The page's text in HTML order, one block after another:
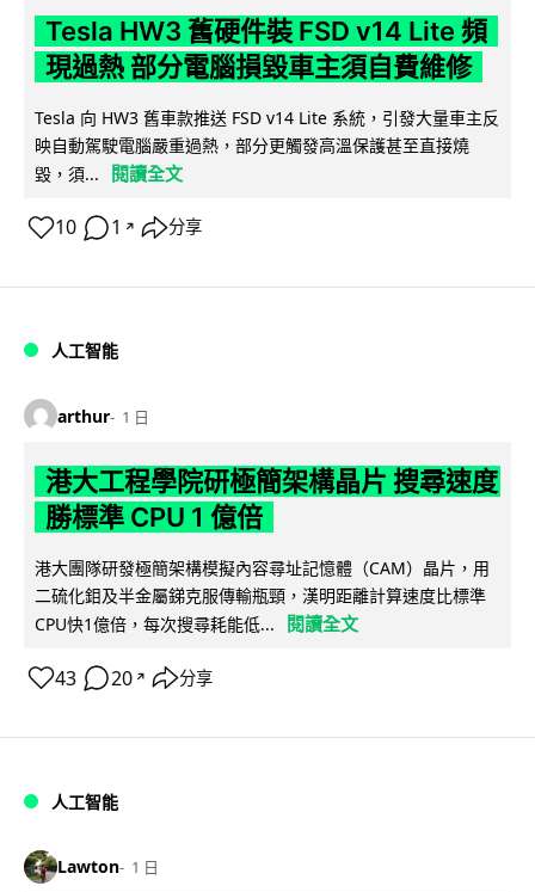
Tesla HW3 舊硬件裝 FSD v14 Lite 頻
現過熱 部分電腦損毀車主須自費維修
Tesla 向 HW3 舊車款推送 FSD v14 Lite 系統，引發大量車主反
映自動駕駛電腦嚴重過熱，部分更觸發高溫保護甚至直接燒
毀，須...
閱讀全文
10 1 ↗ 分享
人工智能
arthur 1 日
港大工程學院研極簡架構晶片 搜尋速度
勝標準 CPU 1 億倍
港大團隊研發極簡架構模擬內容尋址記憶體（CAM）晶片，用
二硫化鉬及半金屬銻克服傳輸瓶頸，漢明距離計算速度比標準
CPU快1億倍，每次搜尋耗能低...
閱讀全文
43 20 ↗ 分享
人工智能
Lawton 1 日